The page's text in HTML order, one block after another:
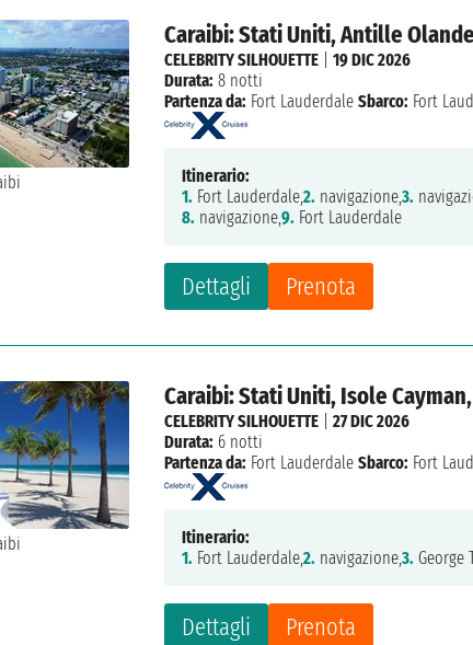
Caraibi: Stati Uniti, Antille
Dettagli Prenota
CELEBRITY SILHOUETTE |19 DIC 2026
Durata: 8 notti
Partenza da: Fort Lauderdale Sbarco: Fort
Itinerario:
1. Fort Lauderdale,2. navigazione,3.
8. navigazione,9. Fort Lauderdale
Caraibi: Stati Uniti, Isole
Dettagli Prenota
CELEBRITY SILHOUETTE |27 DIC 2026
Durata: 6 notti
Partenza da: Fort Lauderdale Sbarco: Fort
Itinerario:
1. Fort Lauderdale,2. navigazione,3. George